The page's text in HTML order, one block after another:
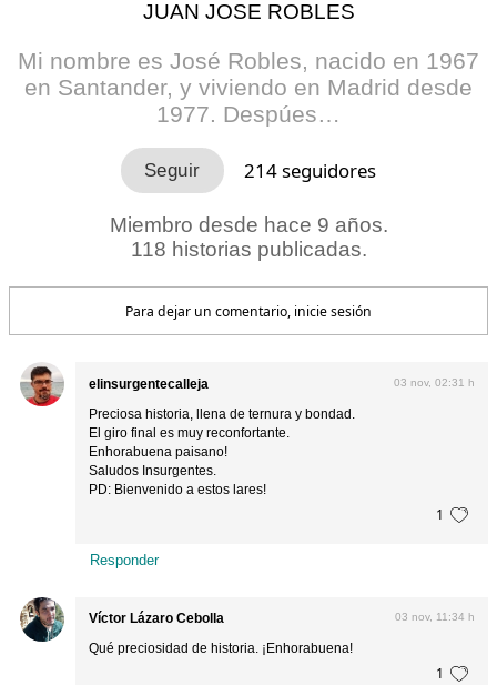
JUAN JOSE ROBLES
Mi nombre es José Robles, nacido en 1967
en Santander, y viviendo en Madrid desde
1977. Despúes…
214seguidores
Miembro desde hace 9 años.
118 historias publicadas.
Para dejar un comentario, inicie sesión
elinsurgentecalleja 03 nov, 02:31 h
Preciosa historia, llena de ternura y bondad.
El giro final es muy reconfortante.
Enhorabuena paisano!
Saludos Insurgentes.
PD: Bienvenido a estos lares!
1
Responder
Víctor Lázaro Cebolla 03 nov, 11:34 h
Qué preciosidad de historia. ¡Enhorabuena!
1